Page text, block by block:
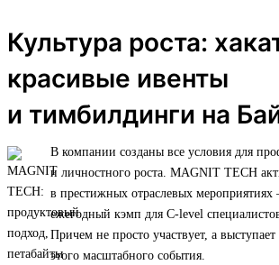
Культура роста:
красивые ивенты
и тимбилдинги на
В компании созданы все условия для
и личностного роста. MAGNIT TECH
в престижных отраслевых
ежегодный кэмп для C-level
Причем не просто участвует, а
этого масштабного события.